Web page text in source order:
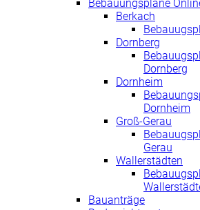
Bebauungspläne
Berkach
Dornberg
Dornberg
Dornheim
Dornheim
Groß-Gerau
Gerau
Wallerstädten
Bauanträge